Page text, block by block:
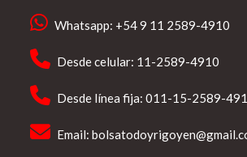
Whatsapp: +54 9 11 2589-4910
Desde celular: 11-2589-4910
Desde línea fija: 011-15-2589-
Email: